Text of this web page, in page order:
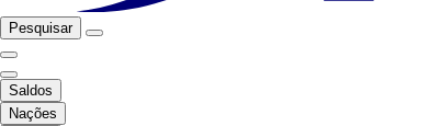
Pesquisar
Saldos
Nações